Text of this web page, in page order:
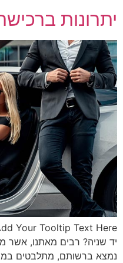
יתרונות
יד שניה? רבים מאתנו, אשר
נמצא ברשותם, מתלבטים